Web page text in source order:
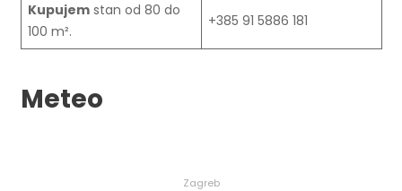
Kupujemstan od 80 do
100 m².
+385 91 5886 181
Meteo
Zagreb